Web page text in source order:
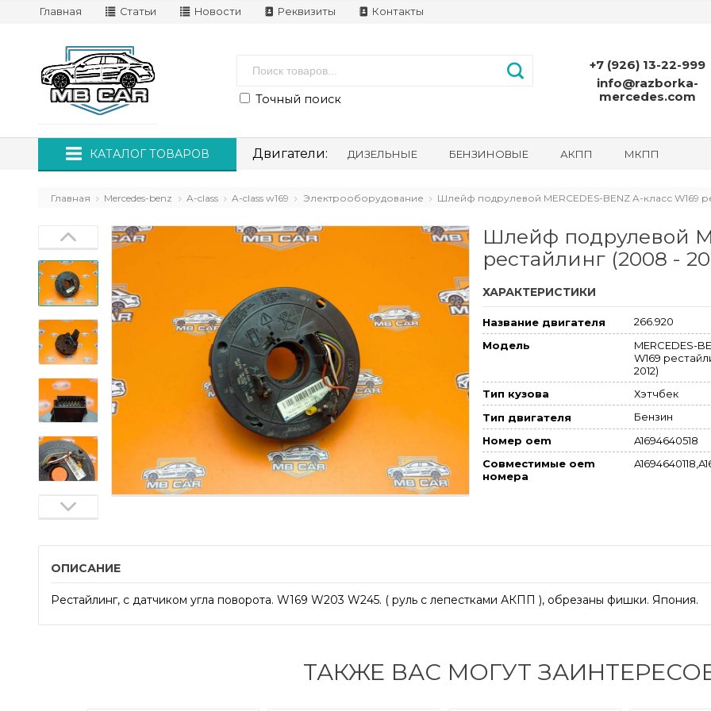
Главная Статьи Новости Реквизиты Контакты
Точный поиск
+7 (926) 13-22-999
info@razborka-
mercedes.com
КАТАЛОГ ТОВАРОВ Двигатели: ДИЗЕЛЬНЫЕ БЕНЗИНОВЫЕ АКПП МКПП
Главная Mercedes-benz A-class A-class w169 Электрооборудование Шлейф подрулевой MERCEDES-BENZ A-класс W169
Шлейф подрулевой
рестайлинг (2008 -
ХАРАКТЕРИСТИКИ
Название двигателя
266.920
Модель
MERCEDES-
W169
2012)
Тип кузова
Хэтчбек
Тип двигателя
Бензин
Номер oem
A1694640518
Совместимые oem
номера
ОПИСАНИЕ
Рестайлинг, с датчиком угла поворота. W169 W203 W245. ( руль с лепестками АКПП ), обрезаны фишки. Япония.
ТАКЖЕ ВАС МОГУТ